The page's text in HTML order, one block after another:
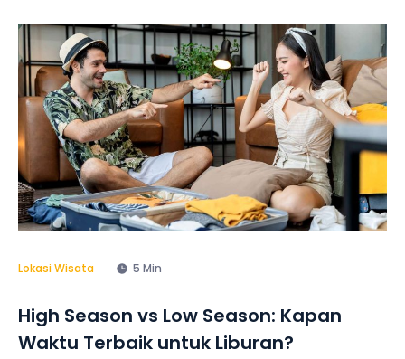
Lokasi Wisata 5 Min
High Season vs Low Season: Kapan
Waktu Terbaik untuk Liburan?